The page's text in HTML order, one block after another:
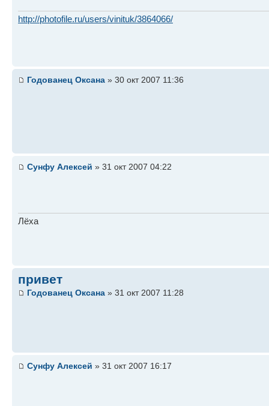
http://photofile.ru/users/vinituk/3864066/
Годованец Оксана » 30 окт 2007 11:36
Сунфу Алексей » 31 окт 2007 04:22
Лёха
привет
Годованец Оксана » 31 окт 2007 11:28
Сунфу Алексей » 31 окт 2007 16:17